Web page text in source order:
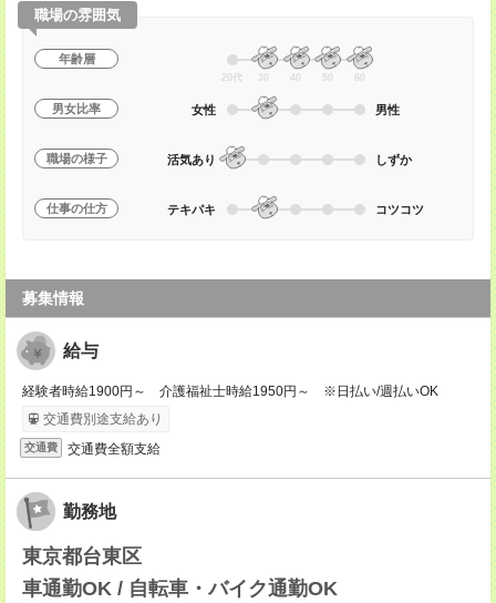
職場の雰囲気
年齢層
20代 30 40 50 60
男女比率 女性 男性
職場の様子 活気あり しずか
仕事の仕方 テキパキ コツコツ
募集情報
給与
経験者時給1900円～ 介護福祉士時給1950円～ ※日払い/週払いOK
交通費別途支給あり
交通費 交通費全額支給
勤務地
東京都台東区
車通勤OK / 自転車・バイク通勤OK